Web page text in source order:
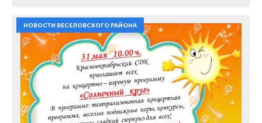
НОВОСТИ ВЕСЕЛОВСКОГО РАЙОНА